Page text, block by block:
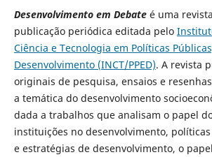
Desenvolvimento em Debateé uma
publicação periódica editada pelo
Ciência e Tecnologia em Políticas
Desenvolvimento (INCT/PPED). A revista
originais de pesquisa, ensaios e
a temática do desenvolvimento
dada a trabalhos que analisam o papel
instituições no desenvolvimento,
e estratégias de desenvolvimento, o